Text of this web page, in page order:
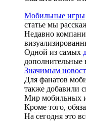
Мобильные игры
статье мы
Недавно
Одной из самых
дополнительные
Значимым
Для фанатов
также добавили
Мир мобильных
Кроме того,
На сегодня это